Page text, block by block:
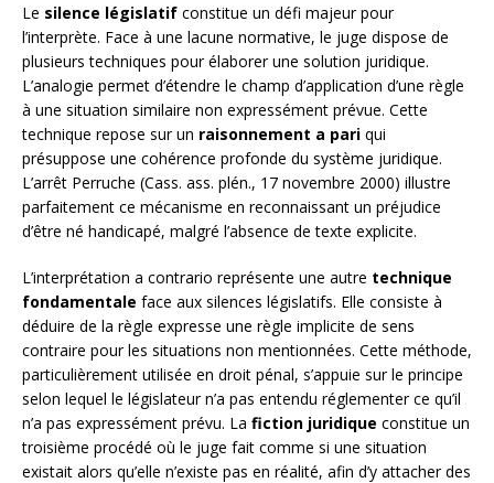
Le silence législatif constitue un défi majeur pour
l’interprète. Face à une lacune normative, le juge dispose de
plusieurs techniques pour élaborer une solution juridique.
L’analogie permet d’étendre le champ d’application d’une règle
à une situation similaire non expressément prévue. Cette
technique repose sur un raisonnement a pari qui
présuppose une cohérence profonde du système juridique.
L’arrêt Perruche (Cass. ass. plén., 17 novembre 2000) illustre
parfaitement ce mécanisme en reconnaissant un préjudice
d’être né handicapé, malgré l’absence de texte explicite.
L’interprétation a contrario représente une autre technique
fondamentale face aux silences législatifs. Elle consiste à
déduire de la règle expresse une règle implicite de sens
contraire pour les situations non mentionnées. Cette méthode,
particulièrement utilisée en droit pénal, s’appuie sur le principe
selon lequel le législateur n’a pas entendu réglementer ce qu’il
n’a pas expressément prévu. La fiction juridique constitue un
troisième procédé où le juge fait comme si une situation
existait alors qu’elle n’existe pas en réalité, afin d’y attacher des